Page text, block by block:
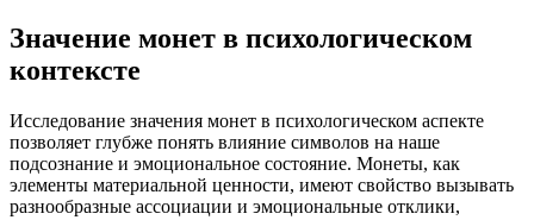
Значение монет в психологическом
контексте
Исследование значения монет в психологическом аспекте
позволяет глубже понять влияние символов на наше
подсознание и эмоциональное состояние. Монеты, как
элементы материальной ценности, имеют свойство вызывать
разнообразные ассоциации и эмоциональные отклики,